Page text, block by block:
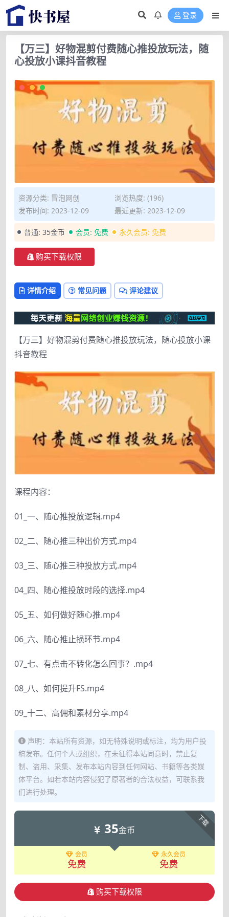
登录
【万三】好物混剪付费随心推投放玩法，随
心投放小课抖音教程
资源分类: 冒泡网创
浏览热度: (196)
发布时间: 2023-12-09
最近更新: 2023-12-09
普通: 35金币 会员: 免费 永久会员: 免费
购买下载权限
详情介绍 常见问题 评论建议
【万三】好物混剪付费随心推投放玩法，随心投放小课
抖音教程
课程内容：
01_一、随心推投放逻辑.mp4
02_二、随心推三种出价方式.mp4
03_三、随心推三种投放方式.mp4
04_四、随心推投放时段的选择.mp4
05_五、如何做好随心推.mp4
06_六、随心推止损环节.mp4
07_七、有点击不转化怎么回事？.mp4
08_八、如何提升FS.mp4
09_十二、高佣和素材分享.mp4
声明：本站所有资源，如无特殊说明或标注，均为用户投
稿发布。任何个人或组织，在未征得本站同意时，禁止复
制、盗用、采集、发布本站内容到任何网站、书籍等各类媒
体平台。如若本站内容侵犯了原著者的合法权益，可联系我
们进行处理。
下载
35金币
会员
免费
永久会员
免费
购买下载权限